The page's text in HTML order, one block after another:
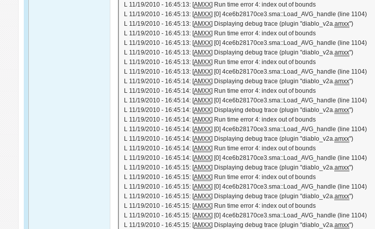
L 11/19/2010 - 16:45:13: [AMXX] Run time error 4: index out of bounds
L 11/19/2010 - 16:45:13: [AMXX] [0] 4ce6b28170ce3.sma::Load_AVG_handle (line 1104)
L 11/19/2010 - 16:45:13: [AMXX] Displaying debug trace (plugin "diablo_v2a.amxx")
L 11/19/2010 - 16:45:13: [AMXX] Run time error 4: index out of bounds
L 11/19/2010 - 16:45:13: [AMXX] [0] 4ce6b28170ce3.sma::Load_AVG_handle (line 1104)
L 11/19/2010 - 16:45:13: [AMXX] Displaying debug trace (plugin "diablo_v2a.amxx")
L 11/19/2010 - 16:45:13: [AMXX] Run time error 4: index out of bounds
L 11/19/2010 - 16:45:13: [AMXX] [0] 4ce6b28170ce3.sma::Load_AVG_handle (line 1104)
L 11/19/2010 - 16:45:14: [AMXX] Displaying debug trace (plugin "diablo_v2a.amxx")
L 11/19/2010 - 16:45:14: [AMXX] Run time error 4: index out of bounds
L 11/19/2010 - 16:45:14: [AMXX] [0] 4ce6b28170ce3.sma::Load_AVG_handle (line 1104)
L 11/19/2010 - 16:45:14: [AMXX] Displaying debug trace (plugin "diablo_v2a.amxx")
L 11/19/2010 - 16:45:14: [AMXX] Run time error 4: index out of bounds
L 11/19/2010 - 16:45:14: [AMXX] [0] 4ce6b28170ce3.sma::Load_AVG_handle (line 1104)
L 11/19/2010 - 16:45:14: [AMXX] Displaying debug trace (plugin "diablo_v2a.amxx")
L 11/19/2010 - 16:45:14: [AMXX] Run time error 4: index out of bounds
L 11/19/2010 - 16:45:14: [AMXX] [0] 4ce6b28170ce3.sma::Load_AVG_handle (line 1104)
L 11/19/2010 - 16:45:15: [AMXX] Displaying debug trace (plugin "diablo_v2a.amxx")
L 11/19/2010 - 16:45:15: [AMXX] Run time error 4: index out of bounds
L 11/19/2010 - 16:45:15: [AMXX] [0] 4ce6b28170ce3.sma::Load_AVG_handle (line 1104)
L 11/19/2010 - 16:45:15: [AMXX] Displaying debug trace (plugin "diablo_v2a.amxx")
L 11/19/2010 - 16:45:15: [AMXX] Run time error 4: index out of bounds
L 11/19/2010 - 16:45:15: [AMXX] [0] 4ce6b28170ce3.sma::Load_AVG_handle (line 1104)
L 11/19/2010 - 16:45:15: [AMXX] Displaying debug trace (plugin "diablo_v2a.amxx")